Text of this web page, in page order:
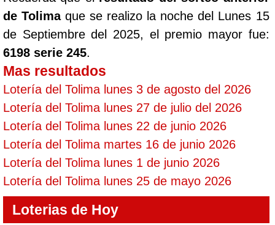
de Tolimaque se realizo la noche del Lunes 15
de Septiembre del 2025, el premio mayor fue:
6198 serie 245.
Mas resultados
Lotería del Tolima lunes 3 de agosto del 2026
Lotería del Tolima lunes 27 de julio del 2026
Lotería del Tolima lunes 22 de junio 2026
Lotería del Tolima martes 16 de junio 2026
Lotería del Tolima lunes 1 de junio 2026
Lotería del Tolima lunes 25 de mayo 2026
Loterias de Hoy